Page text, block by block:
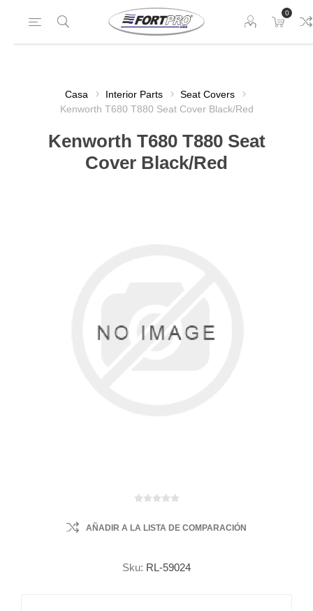
0
Casa Interior Parts
Seat Covers
Kenworth T680 T880 Seat Cover Black/Red
Kenworth T680 T880 Seat
Cover Black/Red
AÑADIR A LA LISTA DE COMPARACIÓN
Sku: RL-59024